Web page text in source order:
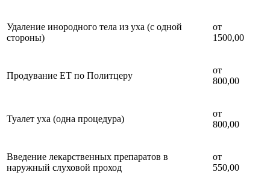
Удаление инородного тела из уха (с одной
стороны)
от
1500,00
Продувание ЕТ по Политцеру
от
800,00
Туалет уха (одна процедура)
от
800,00
Введение лекарственных препаратов в
наружный слуховой проход
от
550,00